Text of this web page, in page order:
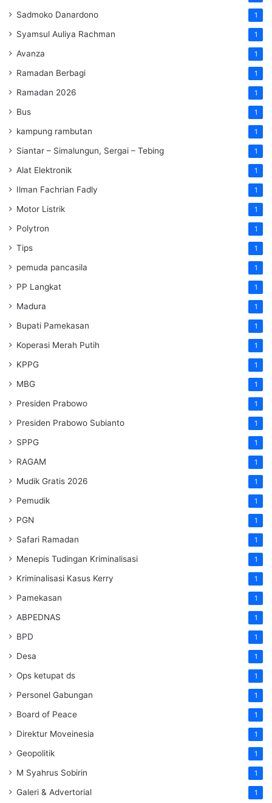
Sadmoko Danardono 1
Syamsul Auliya Rachman 1
Avanza 1
Ramadan Berbagi 1
Ramadan 2026 1
Bus 1
kampung rambutan 1
Siantar – Simalungun, Sergai – Tebing 1
Alat Elektronik 1
Ilman Fachrian Fadly 1
Motor Listrik 1
Polytron 1
Tips 1
pemuda pancasila 1
PP Langkat 1
Madura 1
Bupati Pamekasan 1
Koperasi Merah Putih 1
KPPG 1
MBG 1
Presiden Prabowo 1
Presiden Prabowo Subianto 1
SPPG 1
RAGAM 1
Mudik Gratis 2026 1
Pemudik 1
PGN 1
Safari Ramadan 1
Menepis Tudingan Kriminalisasi 1
Kriminalisasi Kasus Kerry 1
Pamekasan 1
ABPEDNAS 1
BPD 1
Desa 1
Ops ketupat ds 1
Personel Gabungan 1
Board of Peace 1
Direktur Moveinesia 1
Geopolitik 1
M Syahrus Sobirin 1
Galeri & Advertorial 1